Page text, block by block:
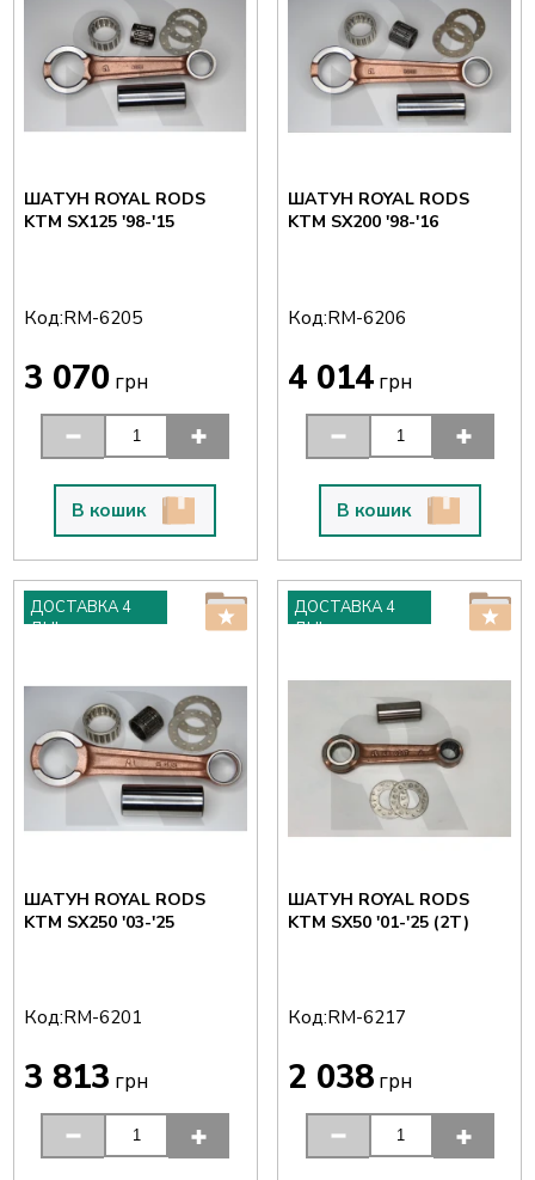
ШАТУН ROYAL RODS
KTM SX125 '98-'15
Код:RM-6205
3 070грн
В кошик
ШАТУН ROYAL RODS
KTM SX200 '98-'16
Код:RM-6206
4 014 грн
В кошик
ДОСТАВКА 4
ДНІ
ШАТУН ROYAL RODS
KTM SX250 '03-'25
Код:RM-6201
3 813 грн
ДОСТАВКА 4
ДНІ
ШАТУН ROYAL RODS
KTM SX50 '01-'25 (2T)
Код:RM-6217
2 038 грн